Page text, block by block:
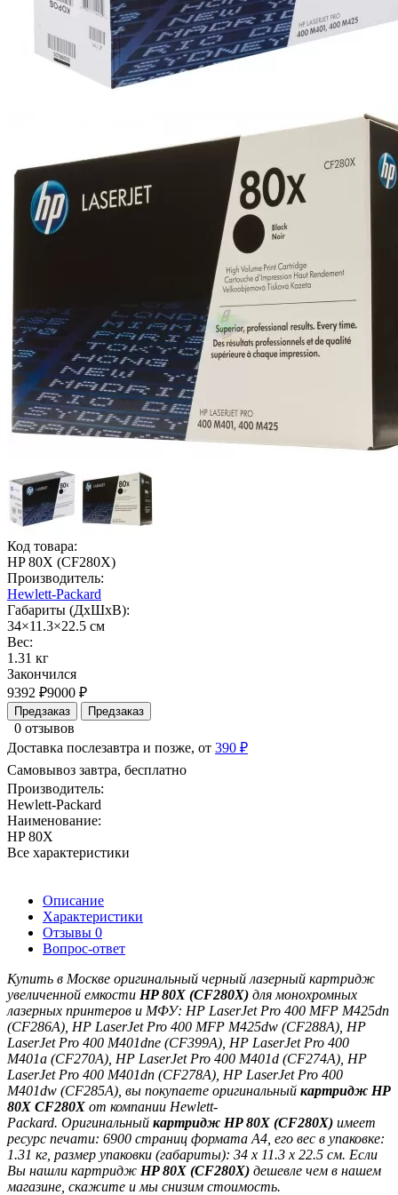
Код товара:
HP 80X (CF280X)
Производитель:
Hewlett-Packard
Габариты (ДхШхВ):
34×11.3×22.5 см
Вес:
1.31 кг
Закончился
9392 ₽9000 ₽
Предзаказ Предзаказ
0 отзывов
Доставка послезавтра и позже, от 390 ₽
Самовывоз завтра, бесплатно
Производитель:
Hewlett-Packard
Наименование:
HP 80X
Все характеристики
Описание
Характеристики
Отзывы 0
Вопрос-ответ
Купить в Москве оригинальный черный лазерный картридж
увеличенной емкости HP 80X (CF280X) для монохромных
лазерных принтеров и МФУ: HP LaserJet Pro 400 MFP M425dn
(CF286A), HP LaserJet Pro 400 MFP M425dw (CF288A), HP
LaserJet Pro 400 M401dne (CF399A), HP LaserJet Pro 400
M401a (CF270A), HP LaserJet Pro 400 M401d (CF274A), HP
LaserJet Pro 400 M401dn (CF278A), HP LaserJet Pro 400
M401dw (CF285A) вы покупаете оригинальный картридж HP
80X CF280X от компании Hewlett-
Packard. Оригинальный картридж HP 80X (CF280X) имеет
ресурс печати: 6900 страниц формата A4, его вес в упаковке:
1.31 кг, размер упаковки (габариты): 34 x 11.3 x 22.5 см. Если
Вы нашли картридж HP 80X (CF280X) дешевле чем в нашем
магазине, скажите и мы снизим стоимость.